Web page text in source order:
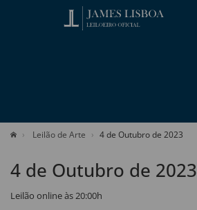
Leilão de Arte 4 de Outubro de 2023
4 de Outubro de 2023
Leilão online às 20:00h